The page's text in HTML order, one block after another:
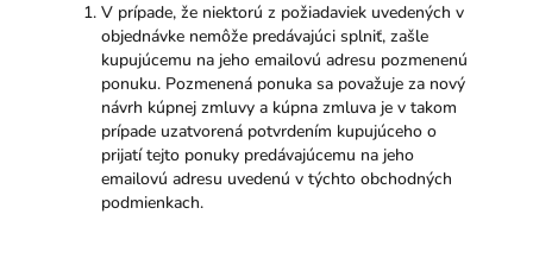
V prípade, že niektorú z požiadaviek uvedených v
objednávke nemôže predávajúci splniť, zašle
kupujúcemu na jeho emailovú adresu pozmenenú
ponuku. Pozmenená ponuka sa považuje za nový
návrh kúpnej zmluvy a kúpna zmluva je v takom
prípade uzatvorená potvrdením kupujúceho o
prijatí tejto ponuky predávajúcemu na jeho
emailovú adresu uvedenú v týchto obchodných
podmienkach.